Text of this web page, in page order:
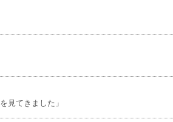
見てきました」